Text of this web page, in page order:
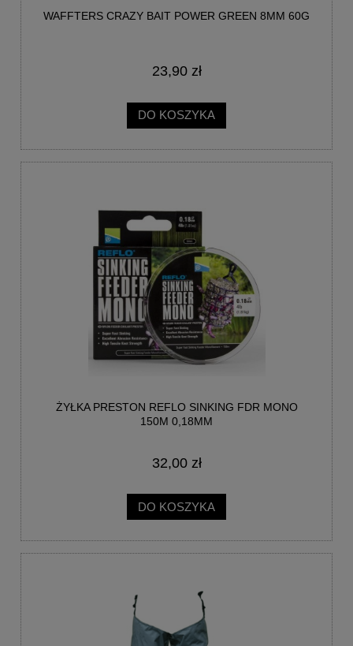
WAFFTERS CRAZY BAIT POWER GREEN 8MM 60G
23,90 zł
DO KOSZYKA
ŻYŁKA PRESTON REFLO SINKING FDR MONO
150M 0,18MM
32,00 zł
DO KOSZYKA